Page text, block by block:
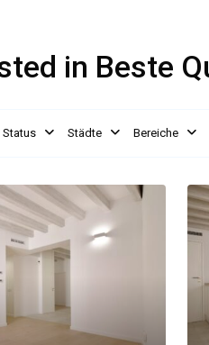
in Beste
Status Städte Bereiche